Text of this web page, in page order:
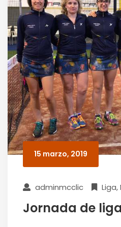
15 marzo, 2019
adminmcclic Liga,
Jornada de